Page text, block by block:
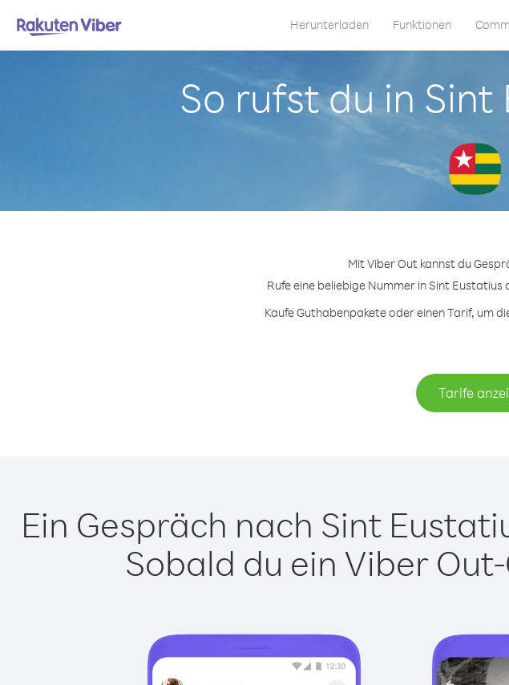
Herunterladen Funktionen
So rufst du in
Mit Viber Out kannst du
Rufe eine beliebige Nummer in Sint
Kaufe Guthabenpakete oder einen Tarif, um
Tarife
Ein Gespräch nach Sint
Sobald du ein Viber